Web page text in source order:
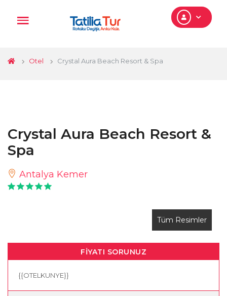
Otel Crystal Aura Beach Resort & Spa
Crystal Aura Beach Resort &
Spa
Antalya Kemer
Tüm Resimler
FIYATI SORUNUZ
{{OTELKUNYE}}